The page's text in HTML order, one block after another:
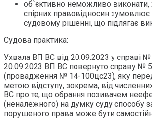
об`єктивно неможливо виконати,
спірних правовідносин зумовлює
судовому рішенні, що підлягає
Судова практика:
Ухвала ВП ВС від 20.09.2023 у справі
20.09.2023 ВП ВС повернуто справу №
(провадження № 14-100цс23), яку
метою відступу, зокрема, від
ВС про те, що обрання позивачем
(неналежного) на думку суду способу
порушеного права може бути